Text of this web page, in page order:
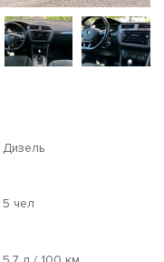
Дизель
5 чел